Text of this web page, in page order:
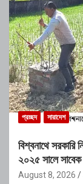
প্রচ্ছদ সারাদেশ
বিশ্বনাথে সরকারি
২০২৫ সালে
অভিযোগ
August 8, 2026